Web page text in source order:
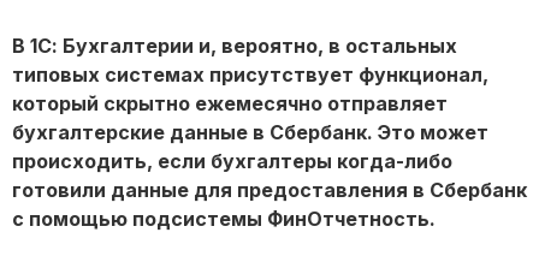
В 1С: Бухгалтерии и, вероятно, в остальных
типовых системах присутствует функционал,
который скрытно ежемесячно отправляет
бухгалтерские данные в Сбербанк. Это может
происходить, если бухгалтеры когда-либо
готовили данные для предоставления в Сбербанк
с помощью подсистемы ФинОтчетность.